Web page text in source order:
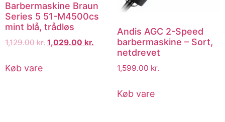
Barbermaskine Braun
Series 5 51-M4500cs
mint blå, trådløs
1,129.00kr. 1,029.00 kr.
Køb vare
Andis AGC 2-Speed
barbermaskine – Sort,
netdrevet
1,599.00 kr.
Køb vare